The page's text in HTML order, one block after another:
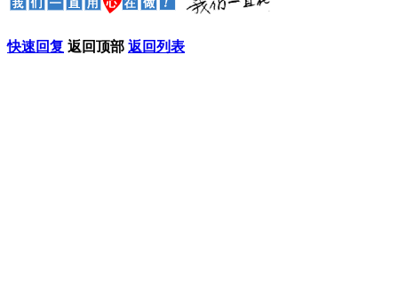
快速回复 返回顶部 返回列表